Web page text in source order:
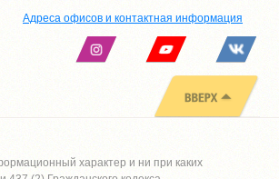
Адреса офисов и контактная информация
характер и ни при каких